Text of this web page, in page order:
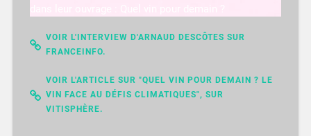
VOIR L'INTERVIEW D'ARNAUD DESCÔTES SUR
FRANCEINFO.
VOIR L'ARTICLE SUR "QUEL VIN POUR DEMAIN ? LE
VIN FACE AU DÉFIS CLIMATIQUES", SUR
VITISPHÈRE.